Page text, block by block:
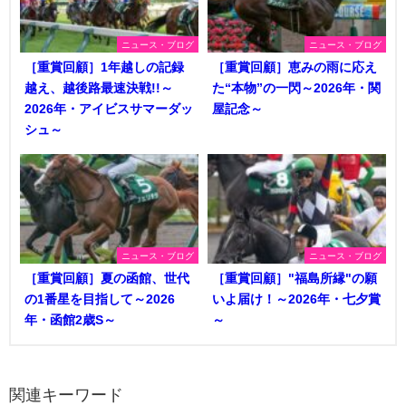
ニュース・ブログ
［重賞回顧］1年越しの記録
越え、越後路最速決戦!!～
2026年・アイビスサマーダッ
シュ～
ニュース・ブログ
［重賞回顧］恵みの雨に応え
た“本物”の一閃～2026年・関
屋記念～
ニュース・ブログ
［重賞回顧］夏の函館、世代
の1番星を目指して～2026
年・函館2歳S～
ニュース・ブログ
［重賞回顧］"福島所縁"の願
いよ届け！～2026年・七夕賞
～
関連キーワード